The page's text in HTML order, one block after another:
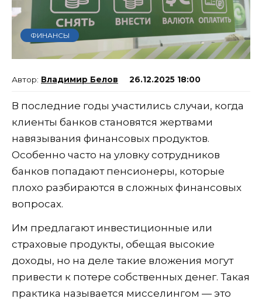
ФИНАНСЫ
Владимир Белов 26.12.2025 18:00
В последние годы участились случаи, когда
клиенты банков становятся жертвами
навязывания финансовых продуктов.
Особенно часто на уловку сотрудников
банков попадают пенсионеры, которые
плохо разбираются в сложных финансовых
вопросах.
Им предлагают инвестиционные или
страховые продукты, обещая высокие
доходы, но на деле такие вложения могут
привести к потере собственных денег. Такая
практика называется мисселингом — это